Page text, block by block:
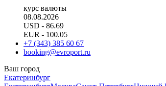
курс валюты
08.08.2026
USD - 86.69
EUR - 100.05
+7 (343) 385 60 67
booking@evroport.ru
Ваш город
Екатеринбург